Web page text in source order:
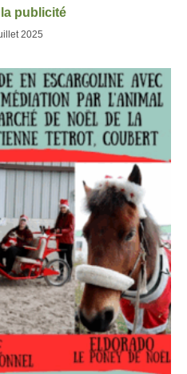
la publicité
2025